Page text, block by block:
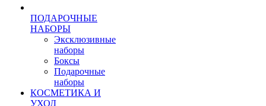
ПОДАРОЧНЫЕ
НАБОРЫ
Эксклюзивные
наборы
Боксы
Подарочные
наборы
КОСМЕТИКА И
УХОД